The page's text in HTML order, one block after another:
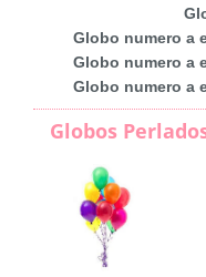
Globo numero a
Globo numero a
Globo numero a
Globos